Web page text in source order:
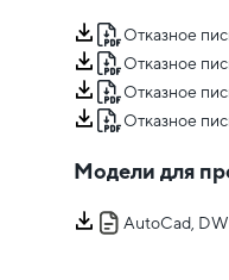
Отказное
Отказное
Отказное
Отказное
Модели для
AutoCad,